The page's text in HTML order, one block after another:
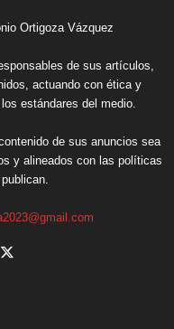
Ortigoza Vázquez
de sus artículos,
actuando con ética y
estándares del medio.
de sus anuncios sea
y alineados con las políticas